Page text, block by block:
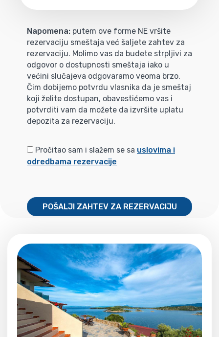
Napomena: putem ove forme NE vršite
rezervaciju smeštaja već šaljete zahtev za
rezervaciju. Molimo vas da budete strpljivi za
odgovor o dostupnosti smeštaja iako u
većini slučajeva odgovaramo veoma brzo.
Čim dobijemo potvrdu vlasnika da je smeštaj
koji želite dostupan, obavestićemo vas i
potvrditi vam da možete da izvršite uplatu
depozita za rezervaciju.
Pročitao sam i slažem se sa uslovima i
odredbama rezervacije
POŠALJI ZAHTEV ZA REZERVACIJU